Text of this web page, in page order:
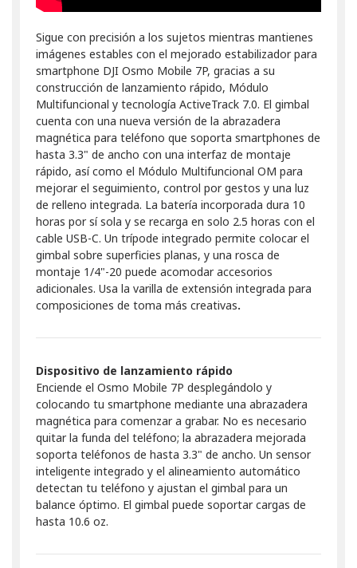
Sigue con precisión a los sujetos mientras mantienes
imágenes estables con el mejorado estabilizador para
smartphone DJI Osmo Mobile 7P, gracias a su
construcción de lanzamiento rápido, Módulo
Multifuncional y tecnología ActiveTrack 7.0. El gimbal
cuenta con una nueva versión de la abrazadera
magnética para teléfono que soporta smartphones de
hasta 3.3" de ancho con una interfaz de montaje
rápido, así como el Módulo Multifuncional OM para
mejorar el seguimiento, control por gestos y una luz
de relleno integrada. La batería incorporada dura 10
horas por sí sola y se recarga en solo 2.5 horas con el
cable USB-C. Un trípode integrado permite colocar el
gimbal sobre superficies planas, y una rosca de
montaje 1/4"-20 puede acomodar accesorios
adicionales. Usa la varilla de extensión integrada para
composiciones de toma más creativas.
Dispositivo de lanzamiento rápido
Enciende el Osmo Mobile 7P desplegándolo y
colocando tu smartphone mediante una abrazadera
magnética para comenzar a grabar. No es necesario
quitar la funda del teléfono; la abrazadera mejorada
soporta teléfonos de hasta 3.3" de ancho. Un sensor
inteligente integrado y el alineamiento automático
detectan tu teléfono y ajustan el gimbal para un
balance óptimo. El gimbal puede soportar cargas de
hasta 10.6 oz.